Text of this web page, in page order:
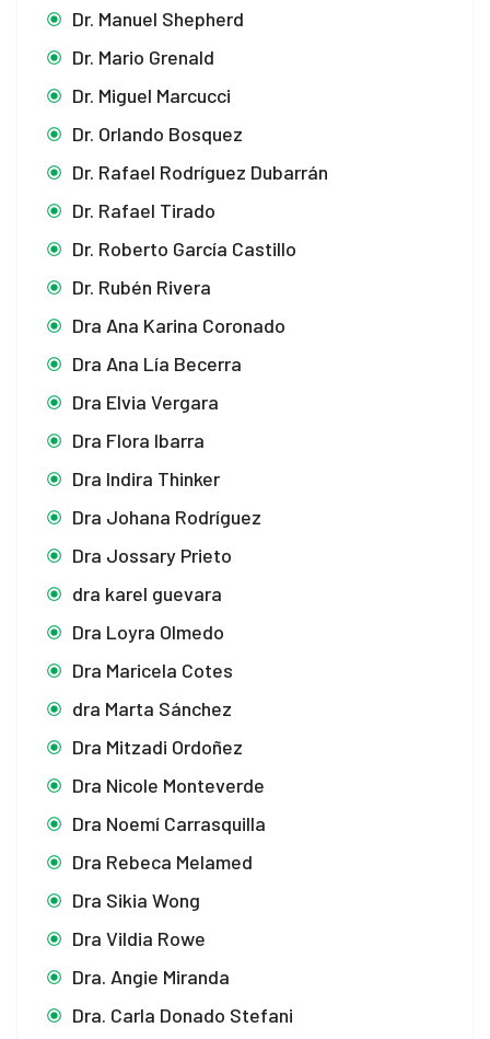
Dr. Manuel Shepherd
Dr. Mario Grenald
Dr. Miguel Marcucci
Dr. Orlando Bosquez
Dr. Rafael Rodríguez Dubarrán
Dr. Rafael Tirado
Dr. Roberto García Castillo
Dr. Rubén Rivera
Dra Ana Karina Coronado
Dra Ana Lía Becerra
Dra Elvia Vergara
Dra Flora Ibarra
Dra Indira Thinker
Dra Johana Rodríguez
Dra Jossary Prieto
dra karel guevara
Dra Loyra Olmedo
Dra Maricela Cotes
dra Marta Sánchez
Dra Mitzadi Ordoñez
Dra Nicole Monteverde
Dra Noemí Carrasquilla
Dra Rebeca Melamed
Dra Sikia Wong
Dra Vildia Rowe
Dra. Angie Miranda
Dra. Carla Donado Stefani